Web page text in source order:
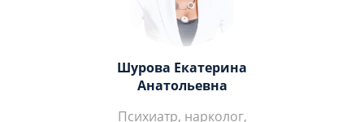
Шурова Екатерина
Анатольевна
Психиатр, нарколог,